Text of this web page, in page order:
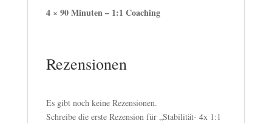
4 × 90 Minuten – 1:1 Coaching
Rezensionen
Es gibt noch keine Rezensionen.
Schreibe die erste Rezension für „Stabilität- 4x 1:1